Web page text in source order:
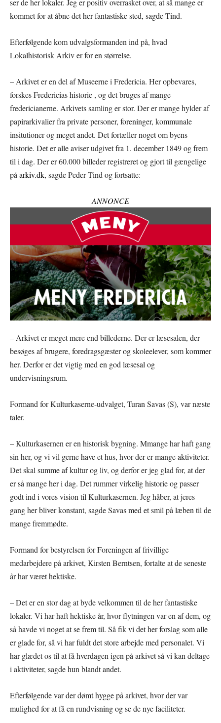
ser de her lokaler. Jeg er positiv overrasket over, at så mange er
kommet for at åbne det her fantastiske sted, sagde Tind.
Efterfølgende kom udvalgsformanden ind på, hvad
Lokalhistorisk Arkiv er for en størrelse.
– Arkivet er en del af Museerne i Fredericia. Her opbevares,
forskes Fredericias historie , og det bruges af mange
fredericianerne. Arkivets samling er stor. Der er mange hylder af
papirarkivalier fra private personer, foreninger, kommunale
insitutioner og meget andet. Det fortæller noget om byens
historie. Det er alle aviser udgivet fra 1. december 1849 og frem
til i dag. Der er 60.000 billeder registreret og gjort til gængelige
på arkiv.dk, sagde Peder Tind og fortsatte:
ANNONCE
– Arkivet er meget mere end billederne. Der er læsesalen, der
besøges af brugere, foredragsgæster og skoleelever, som kommer
her. Derfor er det vigtig med en god læsesal og
undervisningsrum.
Formand for Kulturkaserne-udvalget, Turan Savas (S), var næste
taler.
– Kulturkasernen er en historisk bygning. Mmange har haft gang
sin her, og vi vil gerne have et hus, hvor der er mange aktiviteter.
Det skal summe af kultur og liv, og derfor er jeg glad for, at der
er så mange her i dag. Det rummer virkelig historie og passer
godt ind i vores vision til Kulturkasernen. Jeg håber, at jeres
gang her bliver konstant, sagde Savas med et smil på læben til de
mange fremmødte.
Formand for bestyrelsen for Foreningen af frivillige
medarbejdere på arkivet, Kirsten Berntsen, fortalte at de seneste
år har været hektiske.
– Det er en stor dag at byde velkommen til de her fantastiske
lokaler. Vi har haft hektiske år, hvor flytningen var en af dem, og
så havde vi noget at se frem til. Så fik vi det her forslag som alle
er glade for, så vi har fuldt det store arbejde med personalet. Vi
har glædet os til at få hverdagen igen på arkivet så vi kan deltage
i aktiviteter, sagde hun blandt andet.
Efterfølgende var der dømt hygge på arkivet, hvor der var
mulighed for at få en rundvisning og se de nye faciliteter.